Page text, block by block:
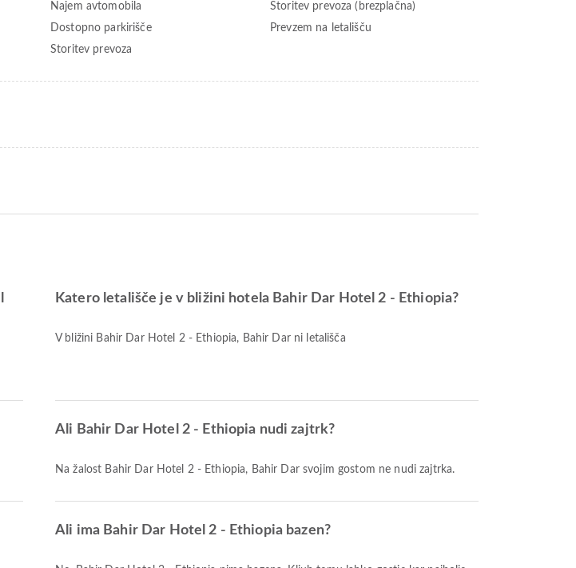
Najem avtomobila
Storitev prevoza (brezplačna)
Dostopno parkirišče
Prevzem na letališču
Storitev prevoza
Katero letališče je v bližini hotela Bahir Dar Hotel 2 - Ethiopia?
V bližini Bahir Dar Hotel 2 - Ethiopia, Bahir Dar ni letališča
Ali Bahir Dar Hotel 2 - Ethiopia nudi zajtrk?
Na žalost Bahir Dar Hotel 2 - Ethiopia, Bahir Dar svojim gostom ne nudi zajtrka.
Ali ima Bahir Dar Hotel 2 - Ethiopia bazen?